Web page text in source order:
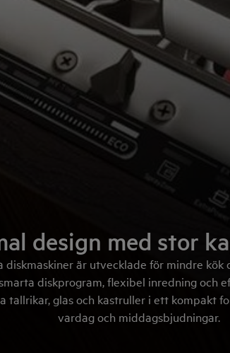
design med stor
diskmaskiner är utvecklade för mindre
diskprogram, flexibel inredning och
tallrikar, glas och kastruller i ett kompakt
vardag och middagsbjudningar.